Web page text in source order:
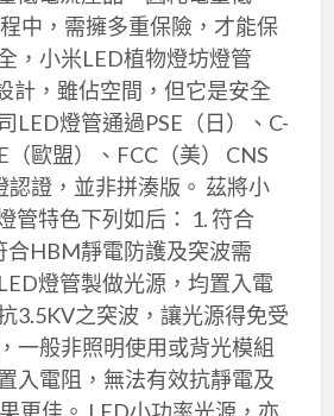
中，需擁多重保險，才能保
，小米LED植物燈坊燈管
計，雖佔空間，但它是安全
LED燈管通過PSE（日）、C-
歐盟）、FCC（美） CNS
認證，並非拼湊版。 茲將小
管特色下列如后： 1. 符合
合HBM靜電防護及突波需
燈管製做光源，均置入電
3.5KV之突波，讓光源得免受
一般非照明使用或背光模組
入電阻，無法有效抗靜電及